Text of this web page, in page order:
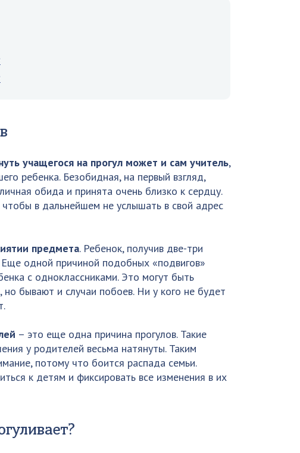
учащегося на прогул может и сам учитель,
ребенка. Безобидная, на первый взгляд,
обида и принята очень близко к сердцу.
в дальнейшем не услышать в свой адрес
предмета. Ребенок, получив две-три
одной причиной подобных «подвигов»
с одноклассниками. Это могут быть
но бывают и случаи побоев. Ни у кого не будет
– это еще одна причина прогулов. Такие
у родителей весьма натянуты. Таким
потому что боится распада семьи.
к детям и фиксировать все изменения в их